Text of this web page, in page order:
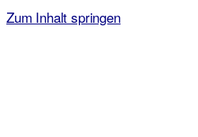
Zum Inhalt springen